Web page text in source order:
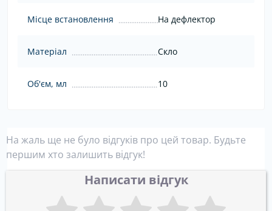
Місце встановлення На дефлектор
Матеріал Скло
Об'єм, мл 10
На жаль ще не було відгуків про цей товар. Будьте
першим хто залишить відгук!
Написати відгук